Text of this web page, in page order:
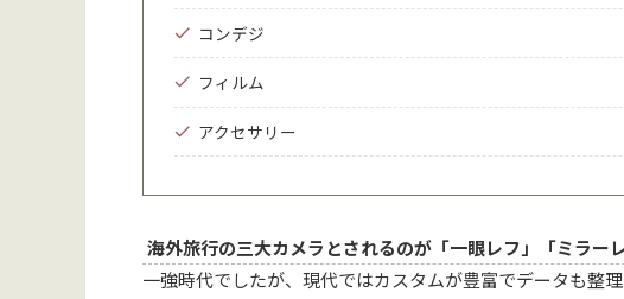
コンデジ
フィルム
アクセサリー
海外旅行の三大カメラとされるのが「一眼レフ」「ミラー
一強時代でしたが、現代ではカスタムが豊富でデータも整